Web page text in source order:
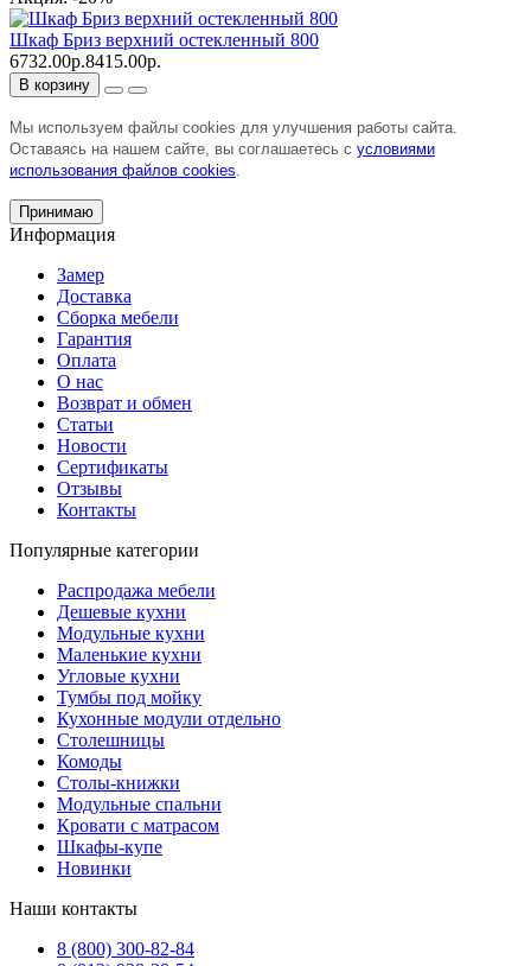
Шкаф Бриз верхний остекленный 800
6732.00р.8415.00р.
В корзину
Мы используем файлы cookies для улучшения работы сайта.
Оставаясь на нашем сайте, вы соглашаетесь с условиями
использования файлов cookies.
Принимаю
Информация
Замер
Доставка
Сборка мебели
Гарантия
Оплата
О нас
Возврат и обмен
Статьи
Новости
Сертификаты
Отзывы
Контакты
Популярные категории
Распродажа мебели
Дешевые кухни
Модульные кухни
Маленькие кухни
Угловые кухни
Тумбы под мойку
Кухонные модули отдельно
Столешницы
Комоды
Столы-книжки
Модульные спальни
Кровати с матрасом
Шкафы-купе
Новинки
Наши контакты
8 (800) 300-82-84